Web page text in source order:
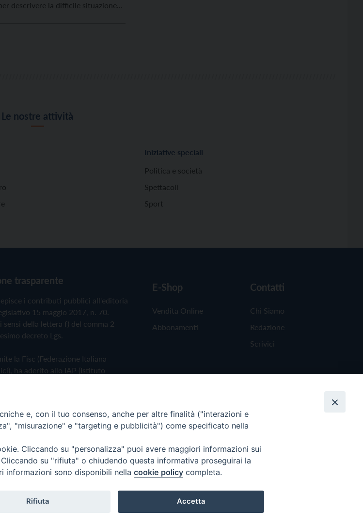
descrivere la difficile situazione
Le nostre attività
Iniziative speciali
Politica e società
Spettacoli
Sport
trasparente
i contributi pubblici all'editoria
15 maggio 2017, n. 70.
sensi della lettera f) del comma 2
decreto Lgs.
la Fisc (Federazione Italiana
ha aderito allo IAP (Istituto
Cookie Policy
E-Shop
Vendita Online
Abbonamenti
Contatti
Chi Siamo
Redazione
Scrivici
e, con il tuo consenso, anche per altre finalità ("interazioni e
"misurazione" e "targeting e pubblicità") come specificato nella
Cliccando su "personalizza" puoi avere maggiori informazioni sui
su "rifiuta" o chiudendo questa informativa proseguirai la
informazioni sono disponibili nella cookie policy completa.
Rifiuta Accetta